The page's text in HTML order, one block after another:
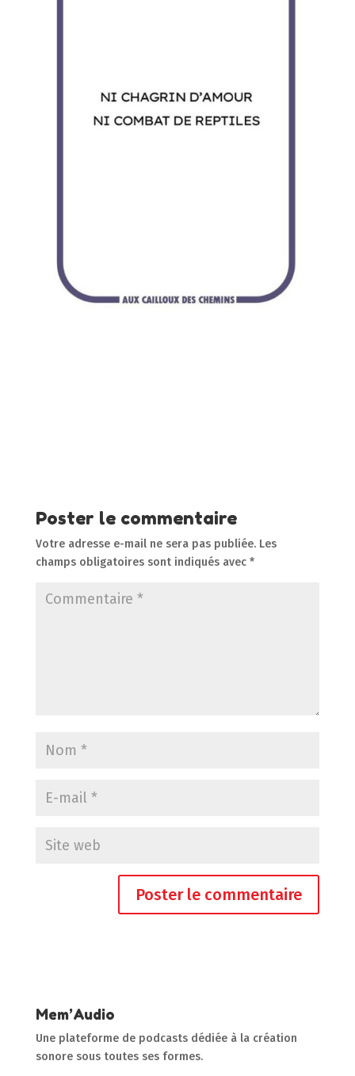
Poster le commentaire
Votre adresse e-mail ne sera pas publiée. Les
champs obligatoires sont indiqués avec *
Mem’Audio
Une plateforme de podcasts dédiée à la création
sonore sous toutes ses formes.